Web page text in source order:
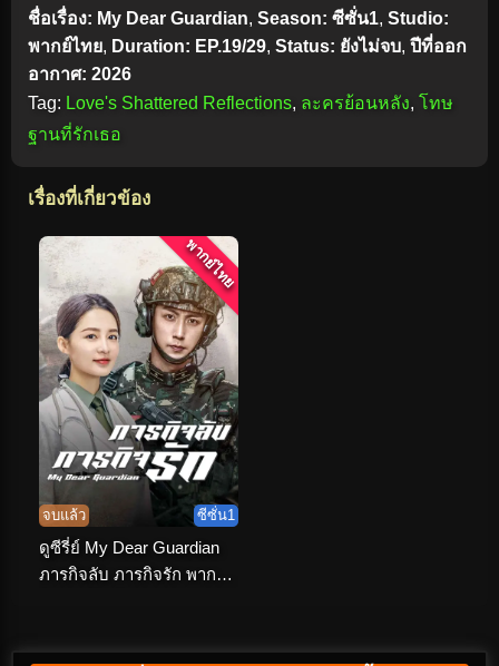
ชื่อเรื่อง: My Dear Guardian, Season: ซีซั่น1, Studio:
พากย์ไทย, Duration: EP.19/29, Status: ยังไม่จบ, ปีที่ออก
อากาศ: 2026
Tag: Love's Shattered Reflections, ละครย้อนหลัง, โทษ
ฐานที่รักเธอ
เรื่องที่เกี่ยวข้อง
จบแล้ว ซีซั่น1
พากย์ไทย
ดูซีรี่ย์ My Dear Guardian
ภารกิจลับ ภารกิจรัก พากย์